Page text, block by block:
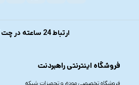
ارتباط 24 ساعته در چت آنلاین
فروشگاه اینترنتی راهبردنت